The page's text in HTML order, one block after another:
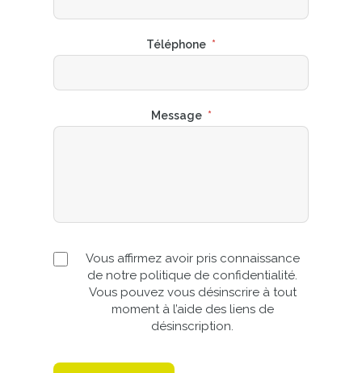
Téléphone *
Message *
Vous affirmez avoir pris connaissance
de notre politique de confidentialité.
Vous pouvez vous désinscrire à tout
moment à l’aide des liens de
désinscription.